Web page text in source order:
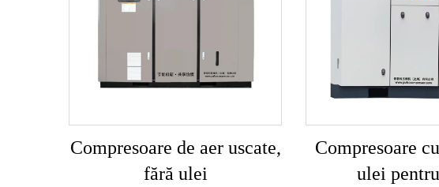
Compresoare de aer uscate,
fără ulei
Compresoare
ulei